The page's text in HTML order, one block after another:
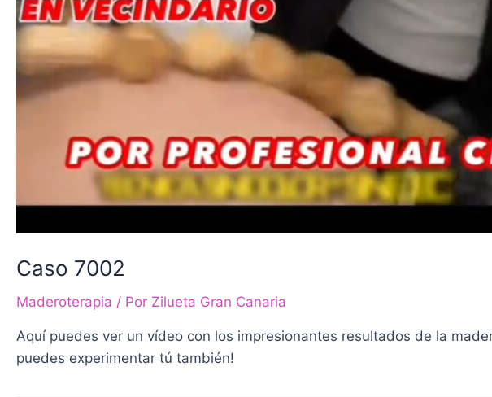
Caso 7002
Maderoterapia / Por Zilueta Gran Canaria
Aquí puedes ver un vídeo con los impresionantes resultados de la
puedes experimentar tú también!